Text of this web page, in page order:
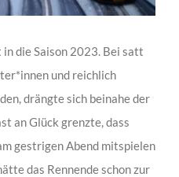
die Saison 2023. Bei satt
und reichlich
drängte sich beinahe der
an Glück grenzte, dass
gestrigen Abend mitspielen
das Rennende schon zur